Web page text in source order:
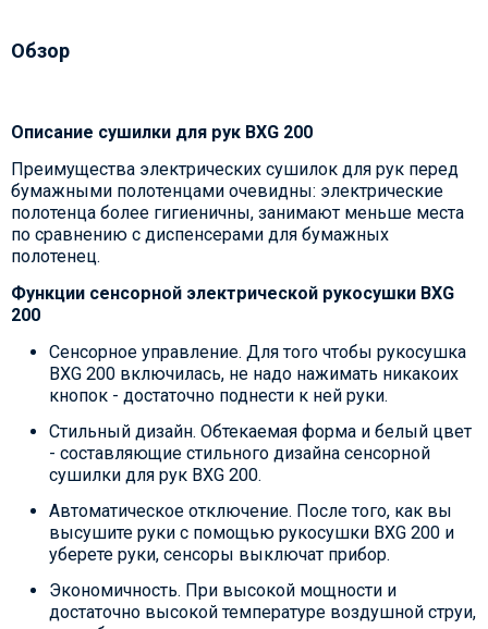
Обзор
Описание сушилки для рук BXG 200
Преимущества электрических сушилок для рук перед
бумажными полотенцами очевидны: электрические
полотенца более гигиеничны, занимают меньше места
по сравнению с диспенсерами для бумажных
полотенец.
Функции сенсорной электрической рукосушки BXG
200
Сенсорное управление. Для того чтобы рукосушка
BXG 200 включилась, не надо нажимать никакоих
кнопок - достаточно поднести к ней руки.
Стильный дизайн. Обтекаемая форма и белый цвет
- составляющие стильного дизайна сенсорной
сушилки для рук BXG 200.
Автоматическое отключение. После того, как вы
высушите руки с помощью рукосушки BXG 200 и
уберете руки, сенсоры выключат прибор.
Экономичность. При высокой мощности и
достаточно высокой температуре воздушной струи,